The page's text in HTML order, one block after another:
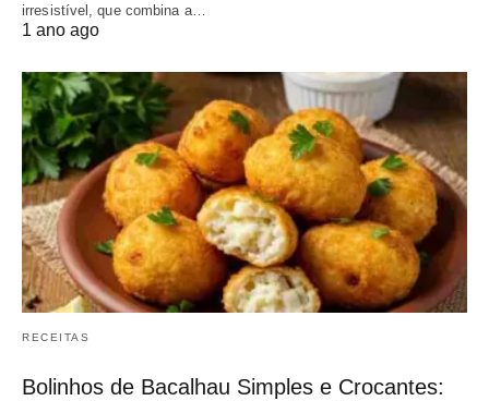
irresistível, que combina a…
1 ano ago
RECEITAS
Bolinhos de Bacalhau Simples e Crocantes: